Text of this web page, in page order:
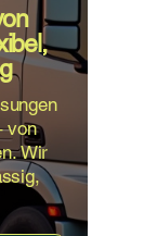
von
Wir